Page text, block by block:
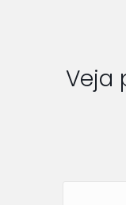
Veja